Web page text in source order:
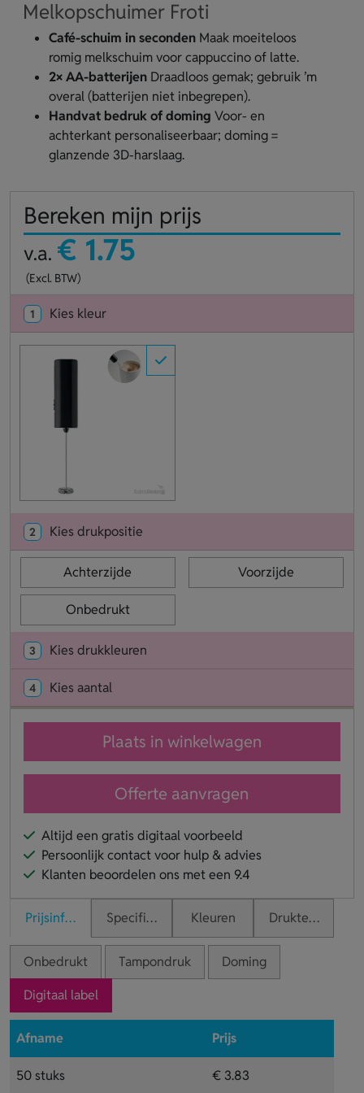
Melkopschuimer Froti
Café-schuim in seconden Maak moeiteloos
romig melkschuim voor cappuccino of latte.
2× AA-batterijen Draadloos gemak; gebruik ’m
overal (batterijen niet inbegrepen).
Handvat bedruk of doming Voor- en
achterkant personaliseerbaar; doming =
glanzende 3D-harslaag.
Bereken mijn prijs
v.a. € 1.75
(Excl. BTW)
1 Kies kleur
2 Kies drukpositie
Achterzijde Voorzijde
Onbedrukt
3 Kies drukkleuren
4 Kies aantal
Plaats in winkelwagen
Offerte aanvragen
Altijd een gratis digitaal voorbeeld
Persoonlijk contact voor hulp & advies
Klanten beoordelen ons met een 9.4
PrijsinformatieSpecificaties Kleuren Druktechnieken
Onbedrukt Tampondruk
Doming
Digitaal label
Afname Prijs
50 stuks € 3.83